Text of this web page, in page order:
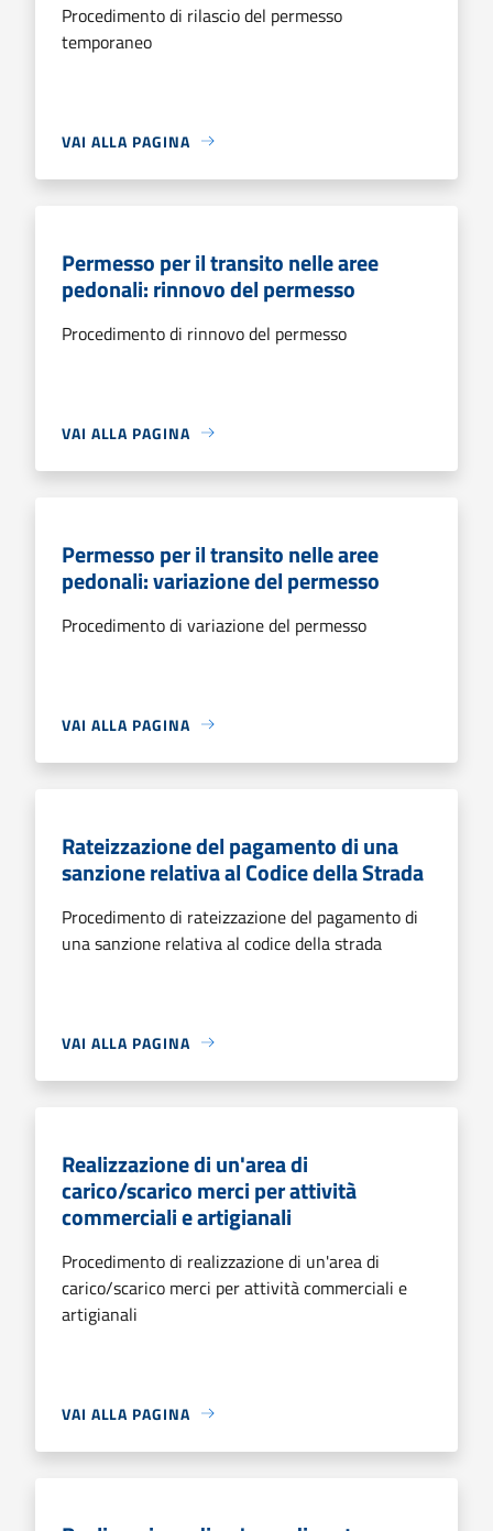
Procedimento di rilascio del permesso
temporaneo
VAI ALLA PAGINA
Permesso per il transito nelle aree
pedonali: rinnovo del permesso
Procedimento di rinnovo del permesso
VAI ALLA PAGINA
Permesso per il transito nelle aree
pedonali: variazione del permesso
Procedimento di variazione del permesso
VAI ALLA PAGINA
Rateizzazione del pagamento di una
sanzione relativa al Codice della Strada
Procedimento di rateizzazione del pagamento di
una sanzione relativa al codice della strada
VAI ALLA PAGINA
Realizzazione di un'area di
carico/scarico merci per attività
commerciali e artigianali
Procedimento di realizzazione di un'area di
carico/scarico merci per attività commerciali e
artigianali
VAI ALLA PAGINA